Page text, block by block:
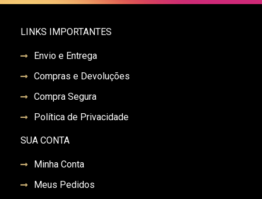
LINKS IMPORTANTES
Envio e Entrega
Compras e Devoluções
Compra Segura
Política de Privacidade
SUA CONTA
Minha Conta
Meus Pedidos